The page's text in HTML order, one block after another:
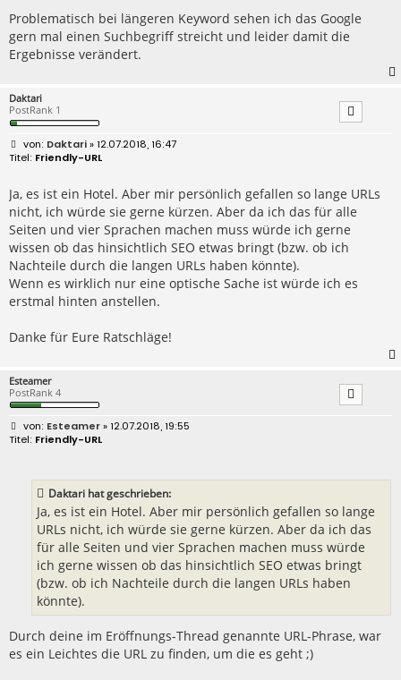
r
a
g
Problematisch bei längeren Keyword sehen ich das Google
gern mal einen Suchbegriff streicht und leider damit die
Ergebnisse verändert.
Daktari
PostRank 1
B
e
a
g
Daktari» 12.07.2018, 16:47
Friendly-URL
Ja, es ist ein Hotel. Aber mir persönlich gefallen so lange URLs
nicht, ich würde sie gerne kürzen. Aber da ich das für alle
Seiten und vier Sprachen machen muss würde ich gerne
wissen ob das hinsichtlich SEO etwas bringt (bzw. ob ich
Nachteile durch die langen URLs haben könnte).
Wenn es wirklich nur eine optische Sache ist würde ich es
erstmal hinten anstellen.
Danke für Eure Ratschläge!
Esteamer
PostRank 4
B
e
Esteamer» 12.07.2018, 19:55
Friendly-URL
Daktari hat geschrieben:
Ja, es ist ein Hotel. Aber mir persönlich gefallen so lange
URLs nicht, ich würde sie gerne kürzen. Aber da ich das
für alle Seiten und vier Sprachen machen muss würde
ich gerne wissen ob das hinsichtlich SEO etwas bringt
(bzw. ob ich Nachteile durch die langen URLs haben
könnte).
Durch deine im Eröffnungs-Thread genannte URL-Phrase, war
es ein Leichtes die URL zu finden, um die es geht ;)